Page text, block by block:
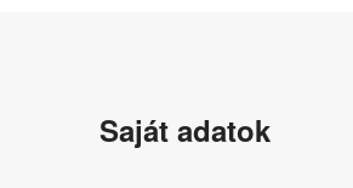
Saját adatok